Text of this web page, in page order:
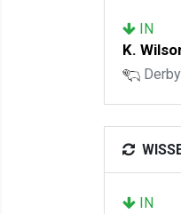
IN
K.
IN